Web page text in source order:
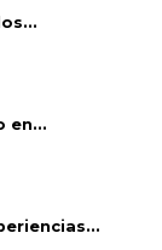
en...